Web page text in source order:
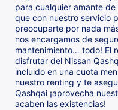
para cualquier amante
que con nuestro servicio
preocuparte por nada
nos encargamos de
mantenimiento… todo! El
disfrutar del Nissan
incluido en una cuota
nuestro renting y te
Qashqai ¡aprovecha
acaben las existencias!